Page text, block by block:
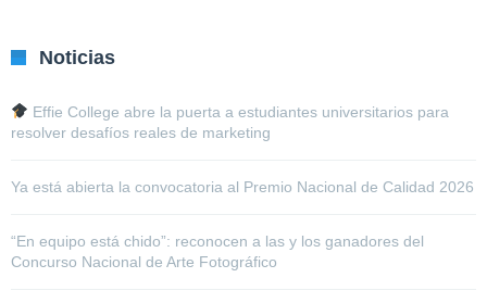
Noticias
Effie College abre la puerta a estudiantes universitarios para
resolver desafíos reales de marketing
Ya está abierta la convocatoria al Premio Nacional de Calidad 2026
“En equipo está chido”: reconocen a las y los ganadores del
Concurso Nacional de Arte Fotográfico